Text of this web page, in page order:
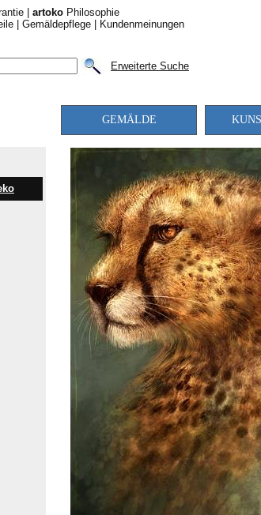
artoko Philosophie
Gemäldepflege Kundenmeinungen
Erweiterte Suche
GEMÄLDE